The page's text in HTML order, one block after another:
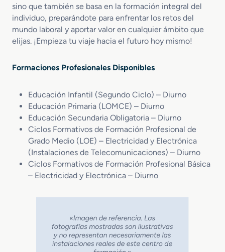
sino que también se basa en la formación integral del
individuo, preparándote para enfrentar los retos del
mundo laboral y aportar valor en cualquier ámbito que
elijas. ¡Empieza tu viaje hacia el futuro hoy mismo!
Formaciones Profesionales Disponibles
Educación Infantil (Segundo Ciclo) – Diurno
Educación Primaria (LOMCE) – Diurno
Educación Secundaria Obligatoria – Diurno
Ciclos Formativos de Formación Profesional de
Grado Medio (LOE) – Electricidad y Electrónica
(Instalaciones de Telecomunicaciones) – Diurno
Ciclos Formativos de Formación Profesional Básica
– Electricidad y Electrónica – Diurno